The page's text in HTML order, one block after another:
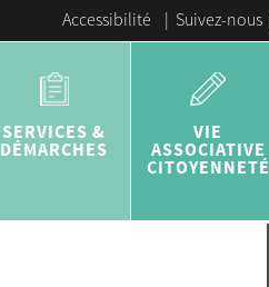
Accessibilité | Suivez-nous
SERVICES &
DÉMARCHES
VIE
ASSOCIATIVE
CITOYENNETÉ